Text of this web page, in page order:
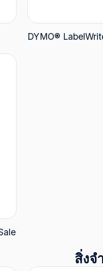
DYMO®
สิ่งจ